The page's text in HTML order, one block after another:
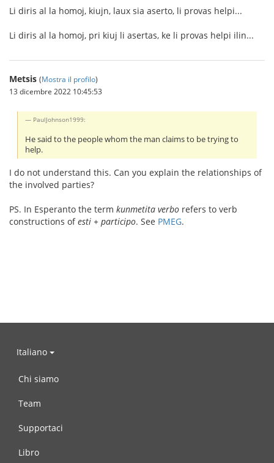
Li diris al la homoj, kiujn, laux sia aserto, li provas helpi...
Li diris al la homoj, pri kiuj li asertas, ke li provas helpi ilin...
Metsis (Mostra il profilo)
13 dicembre 2022 10:45:53
PaulJohnson1999:
He said to the people whom the man claims to be trying to
help.
I do not understand this. Can you explain the relationships of
the involved parties?
PS. In Esperanto the term kunmetita verbo refers to verb
constructions ofesti + participo. See PMEG.
Italiano
Chi siamo
Team
Supportaci
Libro